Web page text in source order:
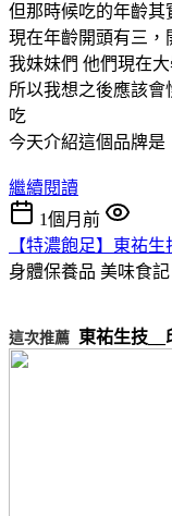
但那時候吃的年齡其
現在年齡開頭有三
我妹妹們 他們現在
所以我想之後應該會
吃
今天介紹這個品牌是
繼續閱讀
1個月前
【特濃飽足】東祐
身體保養品 美味食記
這次推薦 東祐生技